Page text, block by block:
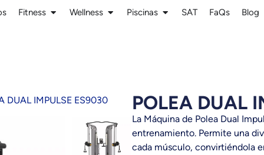
Fitness Wellness Piscinas SAT FaQs Blog
POLEA DUAL
La Máquina de Polea Dual
entrenamiento. Permite una
cada músculo, convirtiéndola
DUAL IMPULSE ES9030